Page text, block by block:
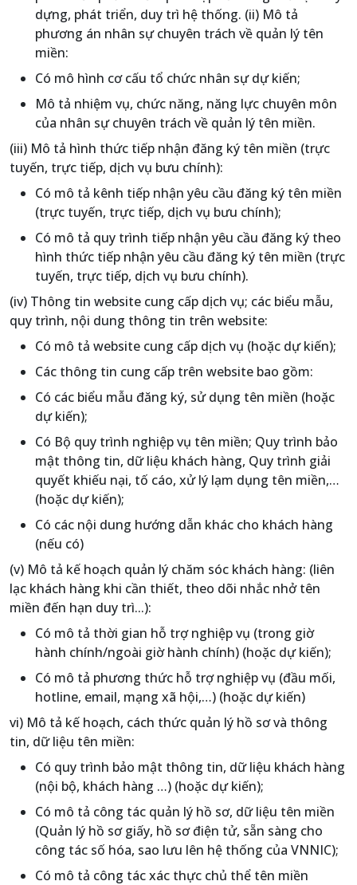
dựng, phát triển, duy trì hệ thống. (ii) Mô tả
phương án nhân sự chuyên trách về quản lý tên
miền:
Có mô hình cơ cấu tổ chức nhân sự dự kiến;
Mô tả nhiệm vụ, chức năng, năng lực chuyên môn
của nhân sự chuyên trách về quản lý tên miền.
(iii) Mô tả hình thức tiếp nhận đăng ký tên miền (trực
tuyến, trực tiếp, dịch vụ bưu chính):
Có mô tả kênh tiếp nhận yêu cầu đăng ký tên miền
(trực tuyến, trực tiếp, dịch vụ bưu chính);
Có mô tả quy trình tiếp nhận yêu cầu đăng ký theo
hình thức tiếp nhận yêu cầu đăng ký tên miền (trực
tuyến, trực tiếp, dịch vụ bưu chính).
(iv) Thông tin website cung cấp dịch vụ; các biểu mẫu,
quy trình, nội dung thông tin trên website:
Có mô tả website cung cấp dịch vụ (hoặc dự kiến);
Các thông tin cung cấp trên website bao gồm:
Có các biểu mẫu đăng ký, sử dụng tên miền (hoặc
dự kiến);
Có Bộ quy trình nghiệp vụ tên miền; Quy trình bảo
mật thông tin, dữ liệu khách hàng, Quy trình giải
quyết khiếu nại, tố cáo, xử lý lạm dụng tên miền,…
(hoặc dự kiến);
Có các nội dung hướng dẫn khác cho khách hàng
(nếu có)
(v) Mô tả kế hoạch quản lý chăm sóc khách hàng: (liên
lạc khách hàng khi cần thiết, theo dõi nhắc nhở tên
miền đến hạn duy trì...):
Có mô tả thời gian hỗ trợ nghiệp vụ (trong giờ
hành chính/ngoài giờ hành chính) (hoặc dự kiến);
Có mô tả phương thức hỗ trợ nghiệp vụ (đầu mối,
hotline, email, mạng xã hội,…) (hoặc dự kiến)
vi) Mô tả kế hoạch, cách thức quản lý hồ sơ và thông
tin, dữ liệu tên miền:
Có quy trình bảo mật thông tin, dữ liệu khách hàng
(nội bộ, khách hàng …) (hoặc dự kiến);
Có mô tả công tác quản lý hồ sơ, dữ liệu tên miền
(Quản lý hồ sơ giấy, hồ sơ điện tử, sẵn sàng cho
công tác số hóa, sao lưu lên hệ thống của VNNIC);
Có mô tả công tác xác thực chủ thể tên miền